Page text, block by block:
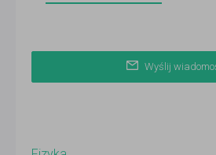
Wyślij